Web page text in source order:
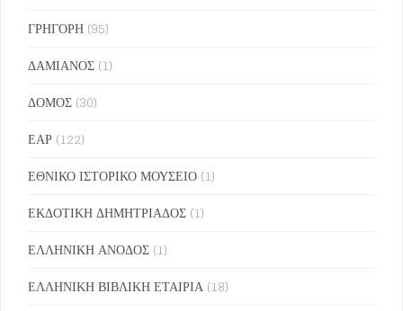
ΓΡΗΓΟΡΗ (95)
ΔΑΜΙΑΝΟΣ (1)
ΔΟΜΟΣ (30)
ΕΑΡ (122)
ΕΘΝΙΚΟ ΙΣΤΟΡΙΚΟ ΜΟΥΣΕΙΟ (1)
ΕΚΔΟΤΙΚΗ ΔΗΜΗΤΡΙΑΔΟΣ (1)
ΕΛΛΗΝΙΚΗ ΑΝΟΔΟΣ (1)
ΕΛΛΗΝΙΚΗ ΒΙΒΛΙΚΗ ΕΤΑΙΡΙΑ (18)